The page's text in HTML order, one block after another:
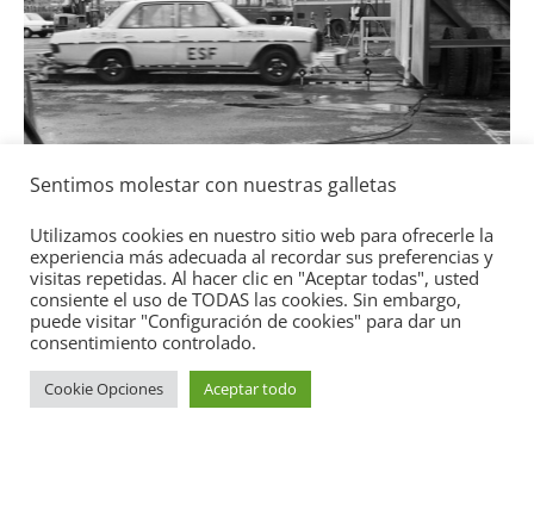
Mercedes-Benz ESF 05: 50 años de
seguridad
21 de octubre de 2021 mospotter84 0
Sentimos molestar con nuestras galletas
Utilizamos cookies en nuestro sitio web para ofrecerle la
experiencia más adecuada al recordar sus preferencias y
visitas repetidas. Al hacer clic en "Aceptar todas", usted
consiente el uso de TODAS las cookies. Sin embargo,
puede visitar "Configuración de cookies" para dar un
consentimiento controlado.
Cookie Opciones Aceptar todo